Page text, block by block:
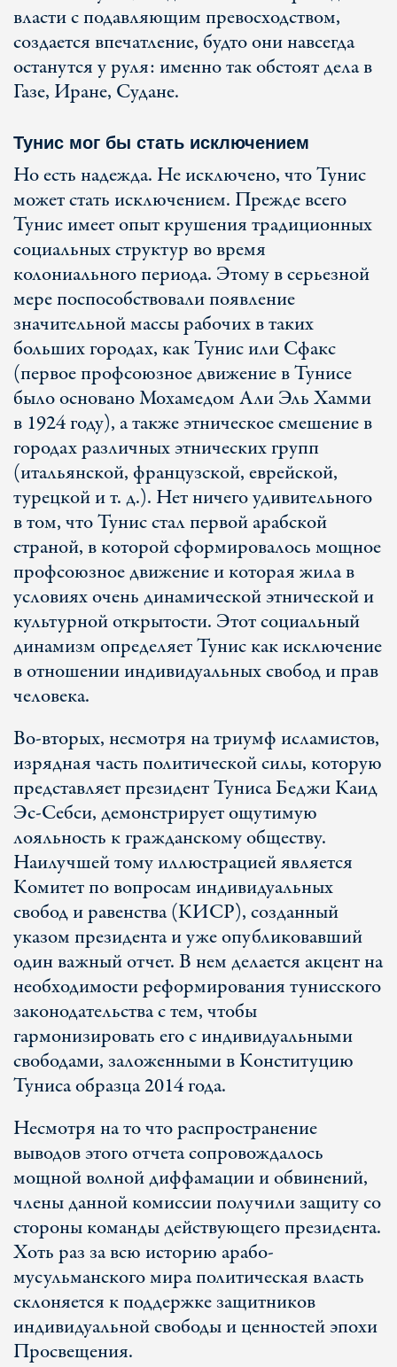
власти с подавляющим превосходством,
создается впечатление, будто они навсегда
останутся у руля: именно так обстоят дела в
Газе, Иране, Судане.
Тунис мог бы стать исключением
Но есть надежда. Не исключено, что Тунис
может стать исключением. Прежде всего
Тунис имеет опыт крушения традиционных
социальных структур во время
колониального периода. Этому в серьезной
мере поспособствовали появление
значительной массы рабочих в таких
больших городах, как Тунис или Сфакс
(первое профсоюзное движение в Тунисе
было основано Мохамедом Али Эль Хамми
в 1924 году), а также этническое смешение в
городах различных этнических групп
(итальянской, французской, еврейской,
турецкой и т. д.). Нет ничего удивительного
в том, что Тунис стал первой арабской
страной, в которой сформировалось мощное
профсоюзное движение и которая жила в
условиях очень динамической этнической и
культурной открытости. Этот социальный
динамизм определяет Тунис как исключение
в отношении индивидуальных свобод и прав
человека.
Во-вторых, несмотря на триумф исламистов,
изрядная часть политической силы, которую
представляет президент Туниса Беджи Каид
Эс-Себси, демонстрирует ощутимую
лояльность к гражданскому обществу.
Наилучшей тому иллюстрацией является
Комитет по вопросам индивидуальных
свобод и равенства (КИСР), созданный
указом президента и уже опубликовавший
один важный отчет. В нем делается акцент на
необходимости реформирования тунисского
законодательства с тем, чтобы
гармонизировать его с индивидуальными
свободами, заложенными в Конституцию
Туниса образца 2014 года.
Несмотря на то что распространение
выводов этого отчета сопровождалось
мощной волной диффамации и обвинений,
члены данной комиссии получили защиту со
стороны команды действующего президента.
Хоть раз за всю историю арабо-
мусульманского мира политическая власть
склоняется к поддержке защитников
индивидуальной свободы и ценностей эпохи
Просвещения.